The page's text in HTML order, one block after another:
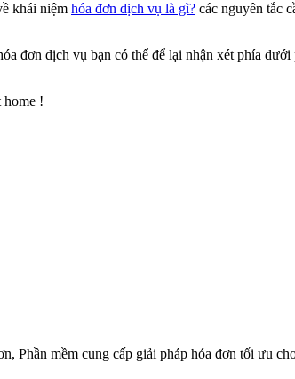
khái niệm hóa đơn dịch vụ là gì? các nguyên tắc
đơn dịch vụ bạn có thể để lại nhận xét phía
home !
Phần mềm cung cấp giải pháp hóa đơn tối ưu